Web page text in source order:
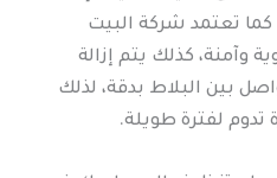
تعتمد شركة البيت
وآمنة، كذلك يتم إزالة
بين البلاط بدقة، لذلك
تدوم لفترة طويلة.